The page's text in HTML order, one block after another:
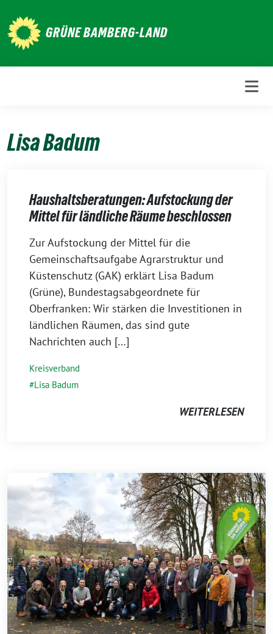
zum
Inhalt
GRÜNE BAMBERG-LAND
Lisa Badum
Haushaltsberatungen: Aufstockung der
Mittel für ländliche Räume beschlossen
22.
November
2023
Zur Aufstockung der Mittel für die
Gemeinschaftsaufgabe Agrarstruktur und
Küstenschutz (GAK) erklärt Lisa Badum
(Grüne), Bundestagsabgeordnete für
Oberfranken: Wir stärken die Investitionen in
ländlichen Räumen, das sind gute
Nachrichten auch […]
Kreisverband
Lisa Badum
WEITERLESEN